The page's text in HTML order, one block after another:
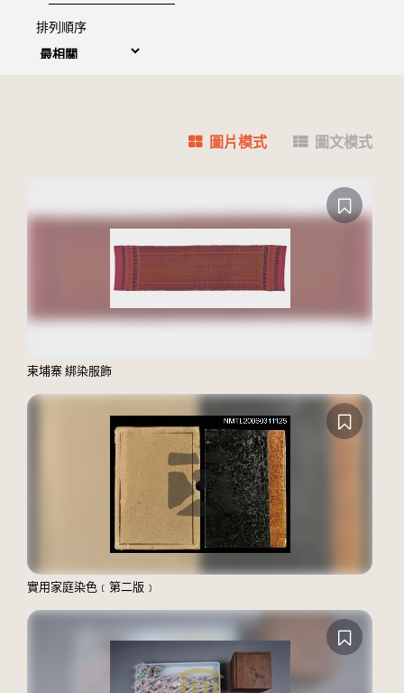
排列順序
圖片模式 圖文模式
柬埔寨 綁染服飾
實用家庭染色﹝第二版﹞